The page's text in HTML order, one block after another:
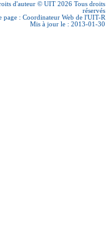
d'auteur © UIT 2026 Tous droits
réservés
page : Coordinateur Web de l'UIT-R
Mis à jour le : 2013-01-30